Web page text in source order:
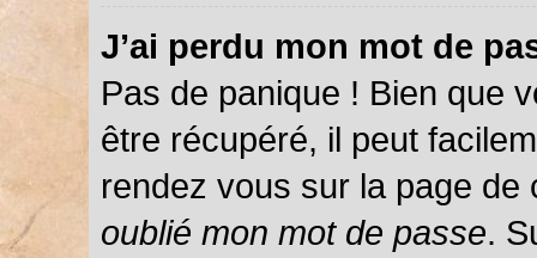
J’ai perdu mon mot de
Pas de panique ! Bien que
être récupéré, il peut
rendez vous sur la page
oublié mon mot de passe.